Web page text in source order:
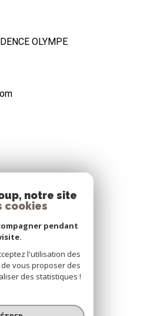
OLYMPE
adhérons
| Tous droits réservés
notre site
cookies
pendant
l'utilisation des
vous proposer des
des statistiques !